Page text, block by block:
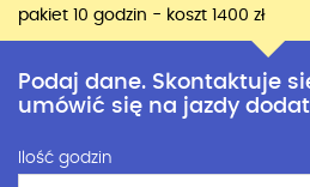
pakiet 10 godzin - koszt 1400 zł
Podaj dane. Skontaktuje
umówić się na jazdy
Ilość godzin